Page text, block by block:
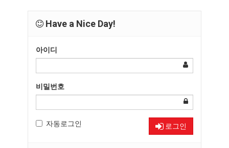
Have a Nice Day!
아이디
비밀번호
자동로그인 로그인